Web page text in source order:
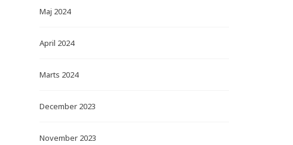
Maj 2024
April 2024
Marts 2024
December 2023
November 2023